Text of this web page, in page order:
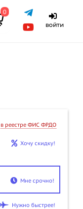
0
войти
в реестре ФИС ФРДО
Хочу скидку!
Мне срочно!
Нужно быстрее!